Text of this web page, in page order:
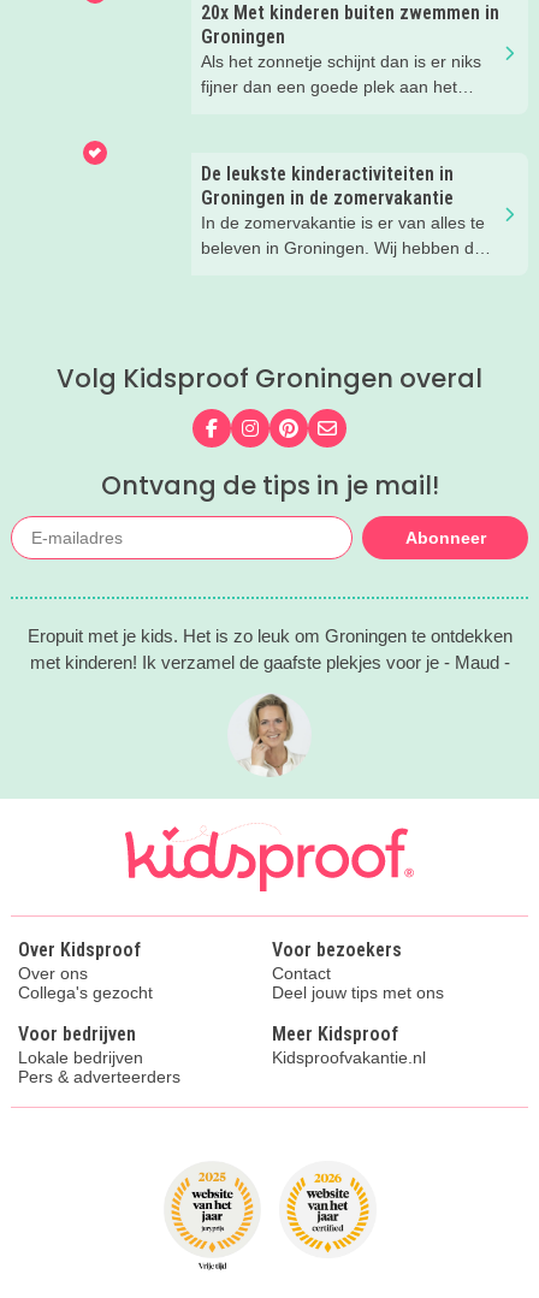
20x Met kinderen buiten zwemmen in
Groningen
Als het zonnetje schijnt dan is er niks
fijner dan een goede plek aan het
genoeg buiten te zwemmen in
Groningen. In dit blog vind je de 20
leukste plekken!
De leukste kinderactiviteiten in
Groningen in de zomervakantie
In de zomervakantie is er van alles te
beleven in Groningen. Wij hebben de
Volg Kidsproof Groningen overal
Volg ons op Facebook
Volg ons op Instagram
Volg ons op Pinterest
Mail ons
Ontvang de tips in je mail!
Abonneer
Eropuit met je kids. Het is zo leuk om Groningen te ontdekken
met kinderen! Ik verzamel de gaafste plekjes voor je - Maud -
Over Kidsproof
Over ons
Collega's gezocht
Voor bezoekers
Contact
Deel jouw tips met ons
Voor bedrijven
Lokale bedrijven
Pers & adverteerders
Meer Kidsproof
Kidsproofvakantie.nl